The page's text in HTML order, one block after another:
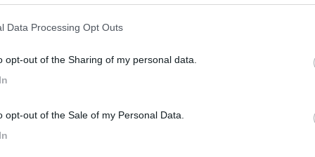
Data Processing Opt Outs
opt-out of the Sharing of my personal data.
opt-out of the Sale of my Personal Data.